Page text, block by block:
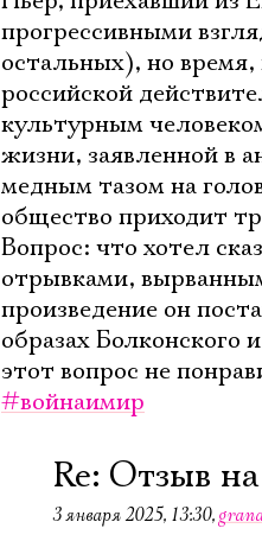
прогрессивными
остальных), но время,
российской
культурным
жизни, заявленной в
медным тазом на
общество приходит
Вопрос: что хотел
отрывками,
произведение он
образах Болконского
этот вопрос не
#войнаимир
Re: Отзыв
3 января 2025, 13:30,